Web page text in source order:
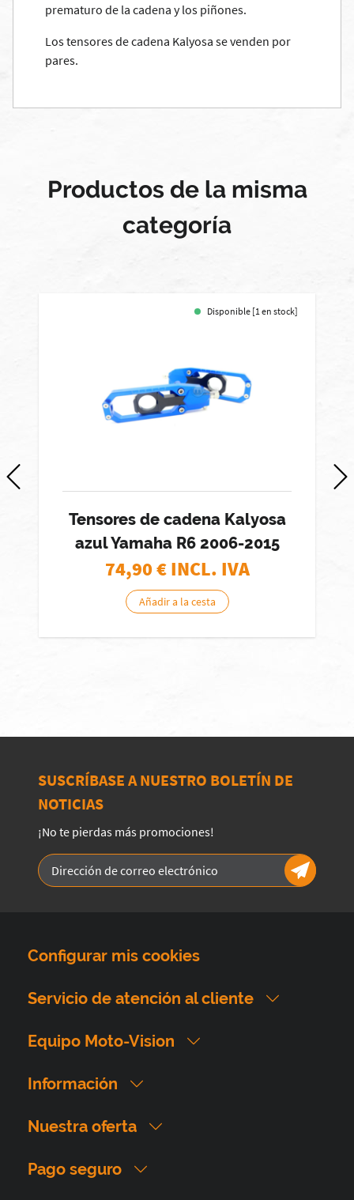
prematuro de la cadena y los piñones.
Los tensores de cadena Kalyosa se venden por
pares.
Productos de la misma
categoría
Disponible [1 en stock]
Tensores de cadena Kalyosa
azul Yamaha R6 2006-2015
74,90€ INCL. IVA
Añadir a la cesta
SUSCRÍBASE A NUESTRO BOLETÍN DE
NOTICIAS
¡No te pierdas más promociones!
Configurar mis cookies
Servicio de atención al cliente
Equipo Moto-Vision
Información
Nuestra oferta
Pago seguro